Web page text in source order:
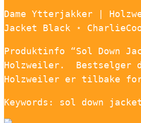
Dame Ytterjakker |
Jacket Black ⋆
Produktinfo “Sol Down
Holzweiler. Bestselger
Holzweiler er tilbake
Keywords: sol down